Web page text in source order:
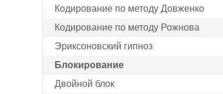
Кодирование по методу Довженко
Кодирование по методу Рожнова
Эриксоновский гипноз
Блокирование
Двойной блок